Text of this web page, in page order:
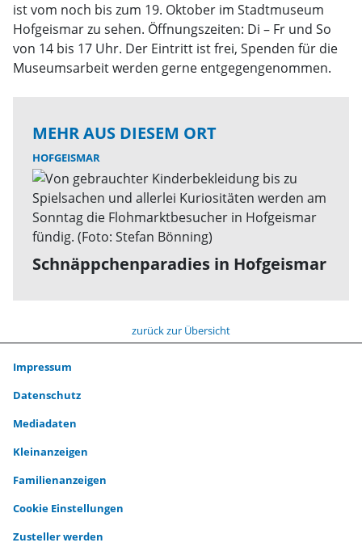
ist vom noch bis zum 19. Oktober im Stadtmuseum
Hofgeismar zu sehen. Öffnungszeiten: Di – Fr und So
von 14 bis 17 Uhr. Der Eintritt ist frei, Spenden für die
Museumsarbeit werden gerne entgegengenommen.
MEHR AUS DIESEM ORT
HOFGEISMAR
Schnäppchenparadies in Hofgeismar
zurück zur Übersicht
Impressum
Datenschutz
Mediadaten
Kleinanzeigen
Familienanzeigen
Cookie Einstellungen
Zusteller werden